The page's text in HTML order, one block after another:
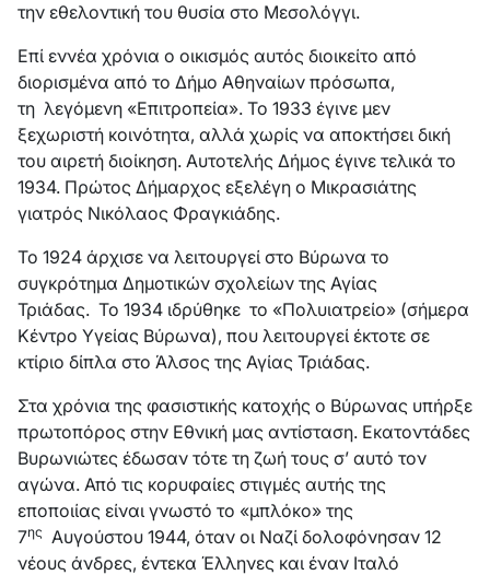
την εθελοντική του θυσία στο Μεσολόγγι.
Επί εννέα χρόνια ο οικισμός αυτός διοικείτο από
διορισμένα από το Δήμο Αθηναίων πρόσωπα,
τη λεγόμενη «Επιτροπεία». Το 1933 έγινε μεν
ξεχωριστή κοινότητα, αλλά χωρίς να αποκτήσει δική
του αιρετή διοίκηση. Αυτοτελής Δήμος έγινε τελικά το
1934. Πρώτος Δήμαρχος εξελέγη ο Μικρασιάτης
γιατρός Νικόλαος Φραγκιάδης.
Το 1924 άρχισε να λειτουργεί στο Βύρωνα το
συγκρότημα Δημοτικών σχολείων της Αγίας
Τριάδας. Το 1934 ιδρύθηκε το «Πολυιατρείο» (σήμερα
Κέντρο Υγείας Βύρωνα), που λειτουργεί έκτοτε σε
κτίριο δίπλα στο Άλσος της Αγίας Τριάδας.
Στα χρόνια της φασιστικής κατοχής ο Βύρωνας υπήρξε
πρωτοπόρος στην Εθνική μας αντίσταση. Εκατοντάδες
Βυρωνιώτες έδωσαν τότε τη ζωή τους σ’ αυτό τον
αγώνα. Από τις κορυφαίες στιγμές αυτής της
εποποιίας είναι γνωστό το «μπλόκο» της
7ης Αυγούστου 1944, όταν οι Ναζί δολοφόνησαν 12
νέους άνδρες, έντεκα Έλληνες και έναν Ιταλό